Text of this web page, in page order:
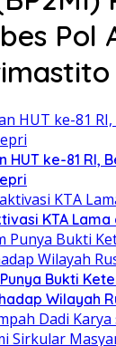
Pol
HUT ke-81 RI,
KTA
Bukti
Wilayah